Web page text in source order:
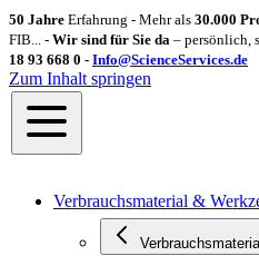
50 Jahre Erfahrung - Mehr als 30.000
FIB... - Wir sind für Sie da – persönlich,
18 93 668 0 - Info@ScienceServices.de
Zum Inhalt springen
Verbrauchsmaterial &